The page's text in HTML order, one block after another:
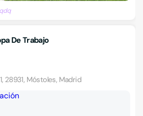
De Trabajo
28931, Móstoles, Madrid